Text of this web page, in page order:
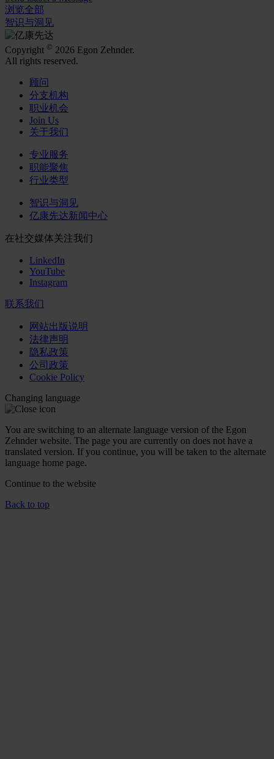
浏览全部
智识与洞见
Copyright © 2026 Egon Zehnder.
All rights reserved.
顾问
分支机构
职业机会
Join Us
关于我们
专业服务
职能聚焦
行业类型
智识与洞见
亿康先达新闻中心
在社交媒体关注我们
LinkedIn
YouTube
Instagram
联系我们
网站出版说明
法律声明
隐私政策
公司政策
Cookie Policy
Changing language
You are switching to an alternate language version of the Egon
Zehnder website. The page you are currently on does not have a
translated version. If you continue, you will be taken to the alternate
language home page.
Continue to the website
Back to top